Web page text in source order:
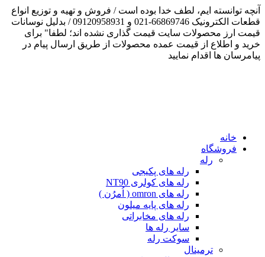
توانسته ایم، لطف خدا بوده است / فروش و تهیه و توزیع انواع
قطعات الکترونیک 66869746-021 و 09120958931 / بدلیل نوسانات
ارز محصولات سایت قیمت گذاری نشده اند؛ لطفا" برای
و اطلاع از قیمت عمده محصولات از طریق ارسال پیام در
ها اقدام نمایید
خانه
فروشگاه
رله
رله های پکیجی
رله های کولری NT90
رله های omron ( اُمرُن )
رله های پایه میلون
رله های مخابراتی
سایر رله ها
سوکت رله
ترمینال